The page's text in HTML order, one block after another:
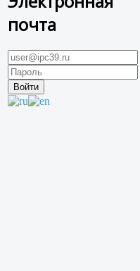
почта